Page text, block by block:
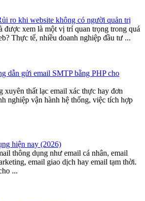
ro khi website không có người quản trị
được xem là một vị trí quan trọng trong quá
Thực tế, nhiều doanh nghiệp đầu tư ...
dẫn gửi email SMTP bằng PHP cho
xuyên thất lạc email xác thực hay đơn
nghiệp vận hành hệ thống, việc tích hợp
hiện nay (2026)
thông dụng như email cá nhân, email
email giao dịch hay email tạm thời.
...